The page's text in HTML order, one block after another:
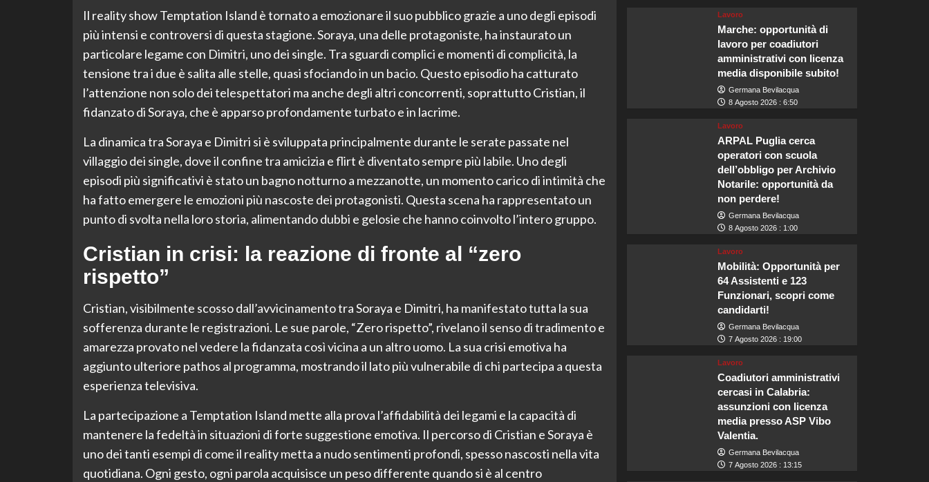
Il reality show Temptation Island è tornato a emozionare il suo pubblico grazie a uno degli episodi
più intensi e controversi di questa stagione. Soraya, una delle protagoniste, ha instaurato un
particolare legame con Dimitri, uno dei single. Tra sguardi complici e momenti di complicità, la
tensione tra i due è salita alle stelle, quasi sfociando in un bacio. Questo episodio ha catturato
l’attenzione non solo dei telespettatori ma anche degli altri concorrenti, soprattutto Cristian, il
fidanzato di Soraya, che è apparso profondamente turbato e in lacrime.
La dinamica tra Soraya e Dimitri si è sviluppata principalmente durante le serate passate nel
villaggio dei single, dove il confine tra amicizia e flirt è diventato sempre più labile. Uno degli
episodi più significativi è stato un bagno notturno a mezzanotte, un momento carico di intimità che
ha fatto emergere le emozioni più nascoste dei protagonisti. Questa scena ha rappresentato un
punto di svolta nella loro storia, alimentando dubbi e gelosie che hanno coinvolto l’intero gruppo.
Cristian in crisi: la reazione di fronte al “zero
rispetto”
Cristian, visibilmente scosso dall’avvicinamento tra Soraya e Dimitri, ha manifestato tutta la sua
sofferenza durante le registrazioni. Le sue parole, “Zero rispetto”, rivelano il senso di tradimento e
amarezza provato nel vedere la fidanzata così vicina a un altro uomo. La sua crisi emotiva ha
aggiunto ulteriore pathos al programma, mostrando il lato più vulnerabile di chi partecipa a questa
esperienza televisiva.
La partecipazione a Temptation Island mette alla prova l’affidabilità dei legami e la capacità di
mantenere la fedeltà in situazioni di forte suggestione emotiva. Il percorso di Cristian e Soraya è
uno dei tanti esempi di come il reality metta a nudo sentimenti profondi, spesso nascosti nella vita
quotidiana. Ogni gesto, ogni parola acquisisce un peso differente quando si è al centro
Lavoro
Marche: opportunità di
lavoro per coadiutori
amministrativi con licenza
media disponibile subito!
Germana Bevilacqua
8 Agosto 2026 : 6:50
Lavoro
ARPAL Puglia cerca
operatori con scuola
dell’obbligo per Archivio
Notarile: opportunità da
non perdere!
Germana Bevilacqua
8 Agosto 2026 : 1:00
Lavoro
Mobilità: Opportunità per
64 Assistenti e 123
Funzionari, scopri come
candidarti!
Germana Bevilacqua
7 Agosto 2026 : 19:00
Lavoro
Coadiutori amministrativi
cercasi in Calabria:
assunzioni con licenza
media presso ASP Vibo
Valentia.
Germana Bevilacqua
7 Agosto 2026 : 13:15